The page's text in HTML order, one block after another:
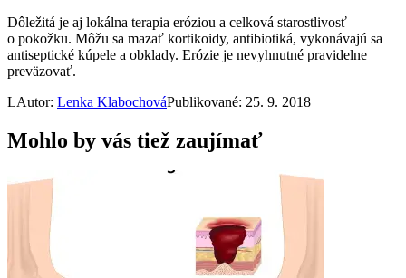
Dôležitá je aj lokálna terapia eróziou a celková starostlivosť
o pokožku. Môžu sa mazať kortikoidy, antibiotiká, vykonávajú sa
antiseptické kúpele a obklady. Erózie je nevyhnutné pravidelne
preväzovať.
LAutor: Lenka KlabochováPublikované: 25. 9. 2018
Mohlo by vás tiež zaujímať